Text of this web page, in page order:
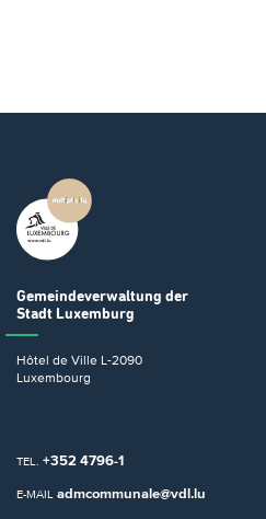
Gemeindeverwaltung der
Stadt Luxemburg
Hôtel de Ville L-2090
Luxembourg
TEL. +352 4796-1
E-MAIL admcommunale@vdl.lu